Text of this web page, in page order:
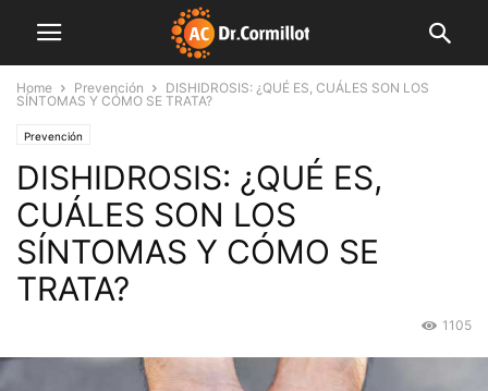
Home Prevención
DISHIDROSIS: ¿QUÉ ES, CUÁLES SON LOS
SÍNTOMAS Y CÓMO SE TRATA?
Prevención
DISHIDROSIS: ¿QUÉ ES,
CUÁLES SON LOS
SÍNTOMAS Y CÓMO SE
TRATA?
1105